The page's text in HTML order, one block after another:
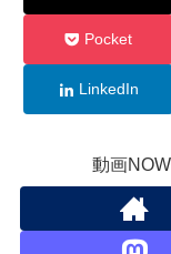
Pocket
LinkedIn
動画